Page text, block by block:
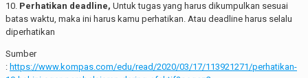
10. Perhatikan deadline, Untuk tugas yang harus dikumpulkan sesuai
batas waktu, maka ini harus kamu perhatikan. Atau deadline harus selalu
diperhatikan
Sumber
: https://www.kompas.com/edu/read/2020/03/17/113921271/perhatikan-